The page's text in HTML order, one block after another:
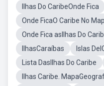
Ilhas Do CaribeOnde Fica
Onde FicaO Caribe No
Onde Fica asIlhas Do
IlhasCaraíbas
Islas
Lista DasIlhas Do Caribe
Ilhas Caribe.